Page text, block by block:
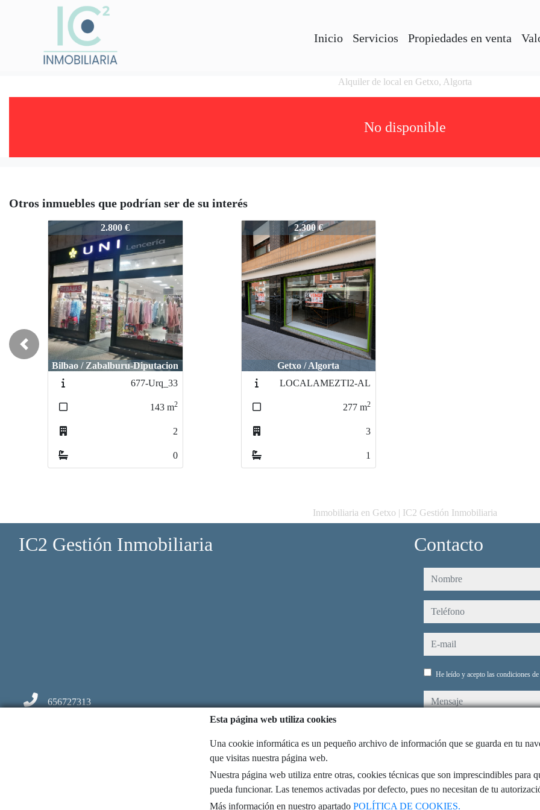
Inicio Servicios Propiedades en venta
Alquiler de local en Getxo, Algorta
No disponible
Otros inmuebles que podrían ser de su interés
LOCALAMEZTI
2.800 €
Bilbao / Zabalburu-Diputacion
677-Urq_33
143 m2
2
0
LOCALAMEZTI
2.300 €
Getxo / Algorta
LOCALAMEZTI2-AL
277 m2
3
1
Previous
Inmobiliaria en Getxo | IC2 Gestión Inmobiliaria
IC2 Gestión Inmobiliaria
656727313
Contacto
nombre
teléfono
e-mail
He leído y acepto las condiciones
mensaje
Esta página web utiliza cookies
Una cookie informática es un pequeño archivo de información que se guarda en tu
que visitas nuestra página web.
Nuestra página web utiliza entre otras, cookies técnicas que son imprescindibles para
pueda funcionar. Las tenemos activadas por defecto, pues no necesitan de tu
Más información en nuestro apartado POLÍTICA DE COOKIES.